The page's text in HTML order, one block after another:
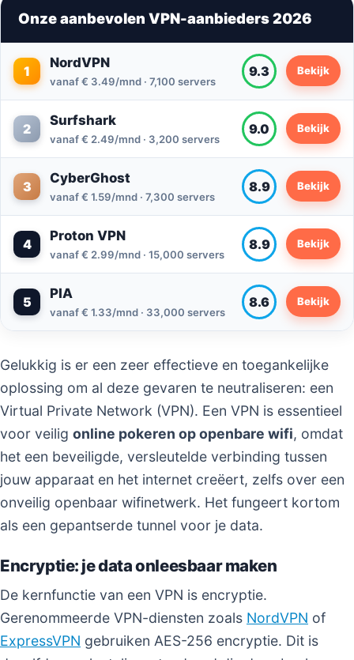
Onze aanbevolen VPN-aanbieders 2026
1
NordVPN
vanaf € 3.49/mnd · 7,100 servers
9.3 Bekijk
2
Surfshark
vanaf € 2.49/mnd · 3,200 servers
9.0 Bekijk
3
CyberGhost
vanaf € 1.59/mnd · 7,300 servers
8.9 Bekijk
4
Proton VPN
vanaf € 2.99/mnd · 15,000 servers
8.9 Bekijk
5
PIA
vanaf € 1.33/mnd · 33,000 servers
8.6 Bekijk
Gelukkig is er een zeer effectieve en toegankelijke
oplossing om al deze gevaren te neutraliseren: een
Virtual Private Network (VPN). Een VPN is essentieel
voor veilig online pokeren op openbare wifi, omdat
het een beveiligde, versleutelde verbinding tussen
jouw apparaat en het internet creëert, zelfs over een
onveilig openbaar wifinetwerk. Het fungeert kortom
als een gepantserde tunnel voor je data.
Encryptie: je data onleesbaar maken
De kernfunctie van een VPN is encryptie.
Gerenommeerde VPN-diensten zoals NordVPN of
ExpressVPN gebruiken AES-256 encryptie. Dit is